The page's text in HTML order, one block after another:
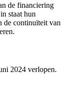
de financiering
staat hun
de continuïteit van
2024 verlopen.